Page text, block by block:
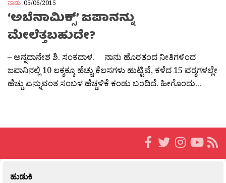
ನಾಡು 05/06/2015
‘ಅಬೆನಾಮಿಕ್ಸ್’ ಜಪಾನನ್ನು
ಮೇಲೆತ್ತಬಹುದೇ?
– ಅನ್ನದಾನೇಶ ಶಿ. ಸಂಕದಾಳ. ನಾನು ಹೊರತಂದ ನೀತಿಗಳಿಂದ
ಜಪಾನಿನಲ್ಲಿ 10 ಲಕ್ಶಕ್ಕೂ ಹೆಚ್ಚು ಕೆಲಸಗಳು ಹುಟ್ಟಿವೆ, ಕಳೆದ 15 ವರ‍್ಶಗಳಲ್ಲೇ
ಹೆಚ್ಚು ಎನ್ನುವಂತ ಸಂಬಳ ಹೆಚ್ಚಳಿಕೆ ಕಂಡು ಬಂದಿದೆ. ಹೀಗೊಂದು...
ಹುಡುಕಿ